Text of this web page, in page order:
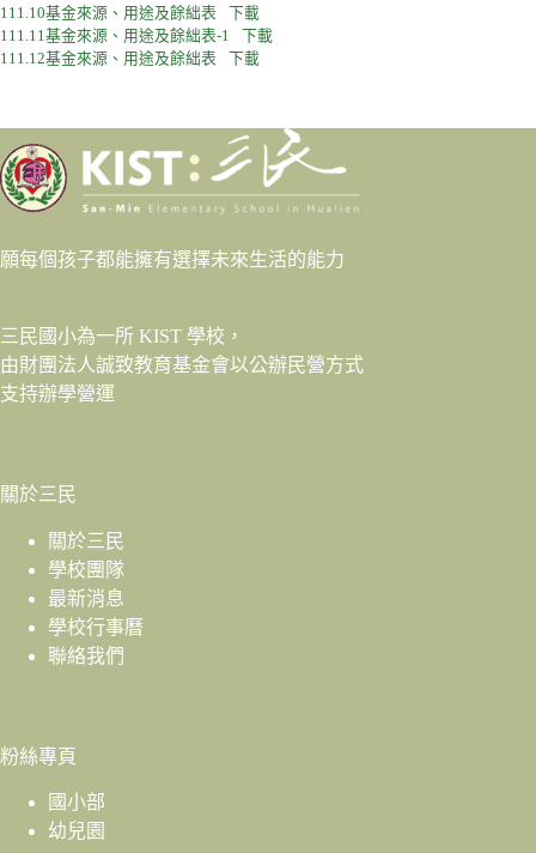
111.10基金來源、用途及餘絀表
下載
111.11基金來源、用途及餘絀表-1
下載
111.12基金來源、用途及餘絀表
下載
願每個孩子都能擁有選擇未來生活的能力
三民國小為一所 KIST 學校，
由財團法人誠致教育基金會以公辦民營方式
支持辦學營運
關於三民
關於三民
學校團隊
最新消息
學校行事曆
聯絡我們
粉絲專頁
國小部
幼兒園